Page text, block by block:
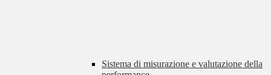
Sistema di misurazione e valutazione della